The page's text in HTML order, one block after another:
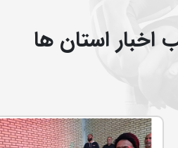
اخبار استان ها